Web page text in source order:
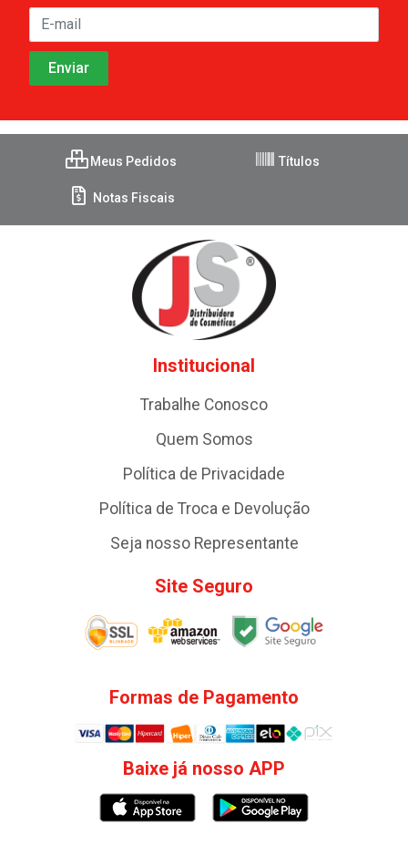
Meus Pedidos Títulos
Notas Fiscais
Institucional
Trabalhe Conosco
Quem Somos
Política de Privacidade
Política de Troca e Devolução
Seja nosso Representante
Site Seguro
Formas de Pagamento
Baixe já nosso APP